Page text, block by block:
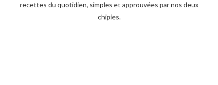
recettes du quotidien, simples et approuvées par nos deux
chipies.